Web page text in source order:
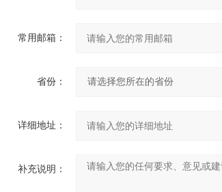
常用邮箱：
省份：
详细地址：
补充说明：